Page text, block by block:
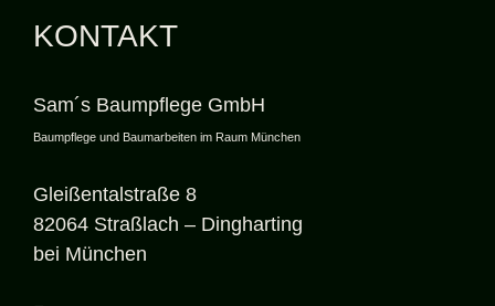
KONTAKT
Sam´s Baumpflege GmbH
Baumpflege und Baumarbeiten im Raum München
Gleißentalstraße 8
82064 Straßlach – Dingharting
bei München